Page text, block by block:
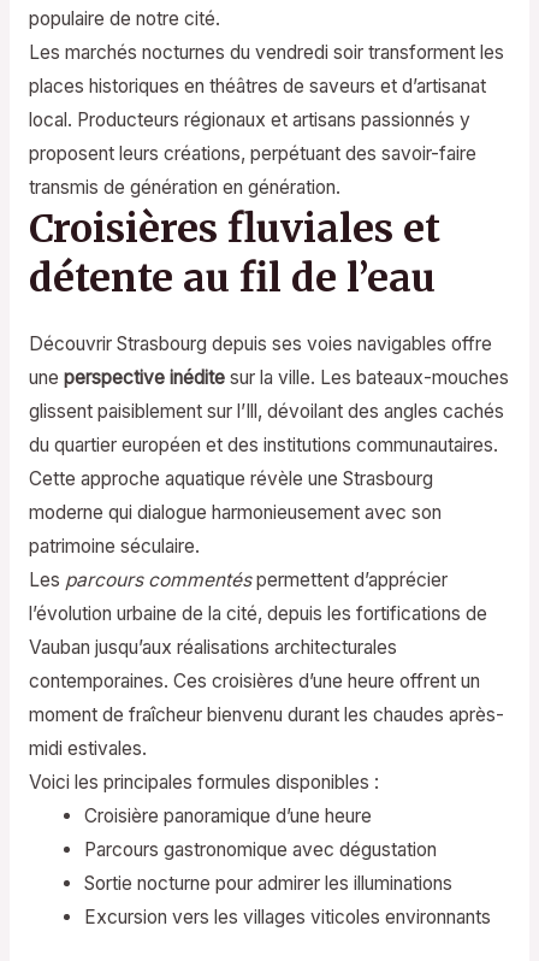
populaire de notre cité.
Les marchés nocturnes du vendredi soir transforment les
places historiques en théâtres de saveurs et d’artisanat
local. Producteurs régionaux et artisans passionnés y
proposent leurs créations, perpétuant des savoir-faire
transmis de génération en génération.
Croisières fluviales et
détente au fil de l’eau
Découvrir Strasbourg depuis ses voies navigables offre
une perspective inéditesur la ville. Les bateaux-mouches
glissent paisiblement sur l’Ill, dévoilant des angles cachés
du quartier européen et des institutions communautaires.
Cette approche aquatique révèle une Strasbourg
moderne qui dialogue harmonieusement avec son
patrimoine séculaire.
Les parcours commentéspermettent d’apprécier
l’évolution urbaine de la cité, depuis les fortifications de
Vauban jusqu’aux réalisations architecturales
contemporaines. Ces croisières d’une heure offrent un
moment de fraîcheur bienvenu durant les chaudes après-
midi estivales.
Voici les principales formules disponibles :
Croisière panoramique d’une heure
Parcours gastronomique avec dégustation
Sortie nocturne pour admirer les illuminations
Excursion vers les villages viticoles environnants